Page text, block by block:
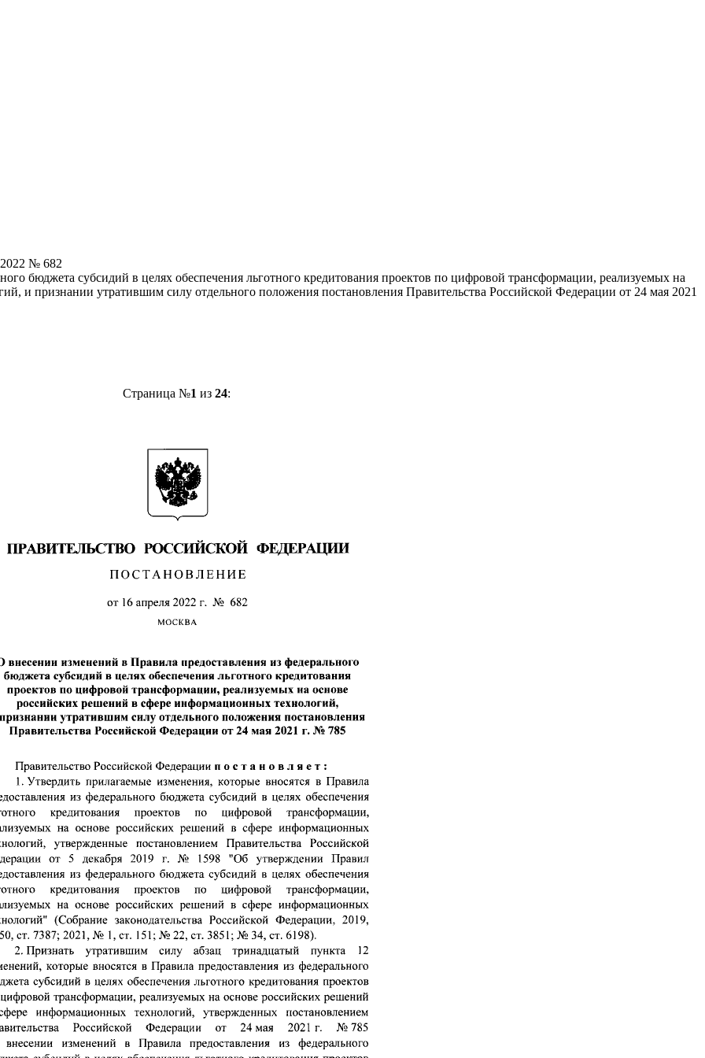
№ 682
бюджета субсидий в целях обеспечения льготного кредитования проектов по цифровой трансформации, реализуемых на
и признании утратившим силу отдельного положения постановления Правительства Российской Федерации от 24 мая 2021
Страница №1 из 24: